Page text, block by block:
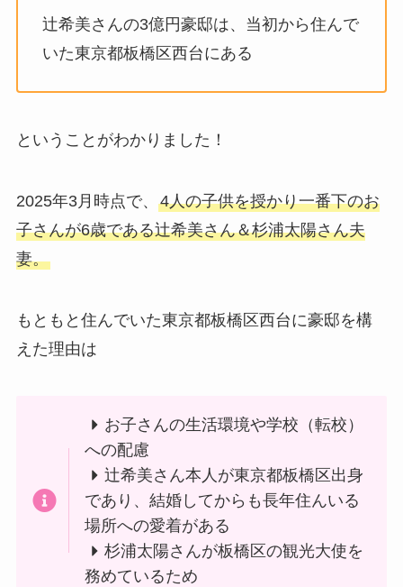
辻希美さんの3億円豪邸は、当初から住んで
いた東京都板橋区西台にある
ということがわかりました！
2025年3月時点で、 4人の子供を授かり一番下のお
子さんが6歳である辻希美さん＆杉浦太陽さん夫
妻。
もともと住んでいた東京都板橋区西台に豪邸を構
えた理由は
お子さんの生活環境や学校（転校）
への配慮
辻希美さん本人が東京都板橋区出身
であり、結婚してからも長年住んいる
場所への愛着がある
杉浦太陽さんが板橋区の観光大使を
務めているため